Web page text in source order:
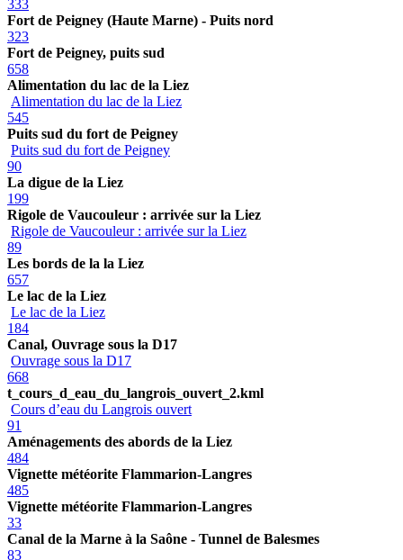
333
Fort de Peigney (Haute Marne) - Puits nord
323
Fort de Peigney, puits sud
658
Alimentation du lac de la Liez
Alimentation du lac de la Liez
545
Puits sud du fort de Peigney
Puits sud du fort de Peigney
90
La digue de la Liez
199
Rigole de Vaucouleur : arrivée sur la Liez
Rigole de Vaucouleur : arrivée sur la Liez
89
Les bords de la la Liez
657
Le lac de la Liez
Le lac de la Liez
184
Canal, Ouvrage sous la D17
Ouvrage sous la D17
668
t_cours_d_eau_du_langrois_ouvert_2.kml
Cours d’eau du Langrois ouvert
91
Aménagements des abords de la Liez
484
Vignette météorite Flammarion-Langres
485
Vignette météorite Flammarion-Langres
33
Canal de la Marne à la Saône - Tunnel de Balesmes
83